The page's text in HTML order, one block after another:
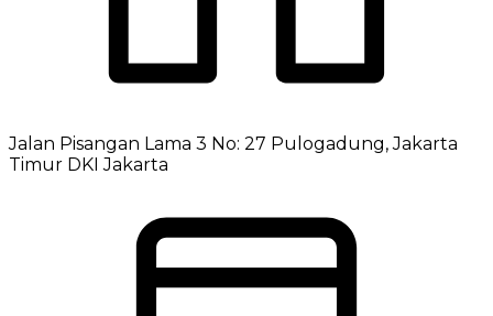
Jalan Pisangan Lama 3 No: 27 Pulogadung, Jakarta
Timur DKI Jakarta